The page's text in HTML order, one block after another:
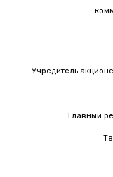
Учредитель
Главный